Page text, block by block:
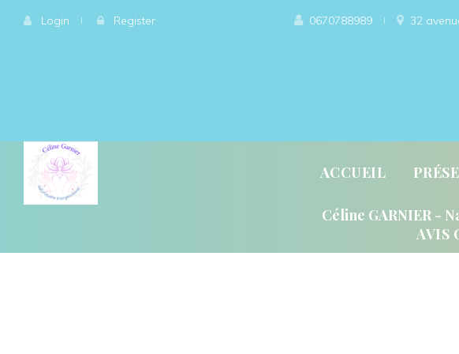
Login Register 0670788989 32
ACCUEIL
QU’ET-CE QUE LA GÉOBIOLOGIE ?
AVIS
Céline GARNIER -